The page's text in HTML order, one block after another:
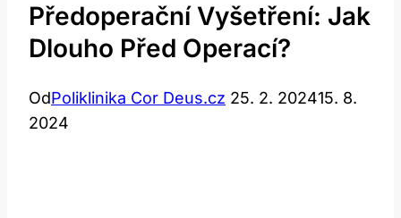
Předoperační Vyšetření: Jak
Dlouho Před Operací?
OdPoliklinika Cor Deus.cz 25. 2. 202415. 8.
2024